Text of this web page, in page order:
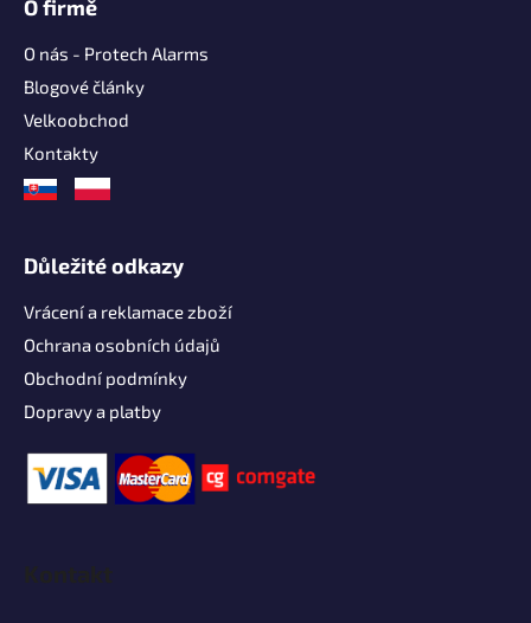
O firmě
O nás - Protech Alarms
Blogové články
Velkoobchod
Kontakty
Důležité odkazy
Vrácení a reklamace zboží
Ochrana osobních údajů
Obchodní podmínky
Dopravy a platby
Kontakt